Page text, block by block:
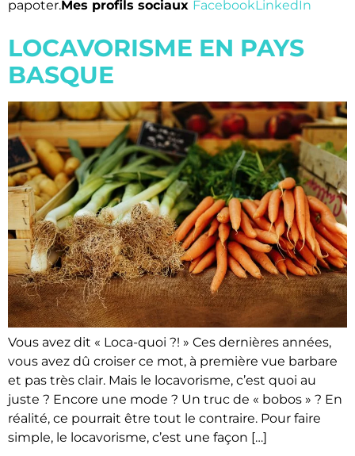
papoter.Mes profils sociaux FacebookLinkedIn
LOCAVORISME EN PAYS
BASQUE
Vous avez dit « Loca-quoi ?! » Ces dernières années,
vous avez dû croiser ce mot, à première vue barbare
et pas très clair. Mais le locavorisme, c’est quoi au
juste ? Encore une mode ? Un truc de « bobos » ? En
réalité, ce pourrait être tout le contraire. Pour faire
simple, le locavorisme, c’est une façon […]